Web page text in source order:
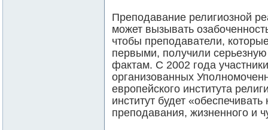
Преподавание религиозной
может вызывать
чтобы преподаватели,
первыми, получили
фактам. С 2002 года
организованных
европейского института
институт будет
преподавания, жизненного и